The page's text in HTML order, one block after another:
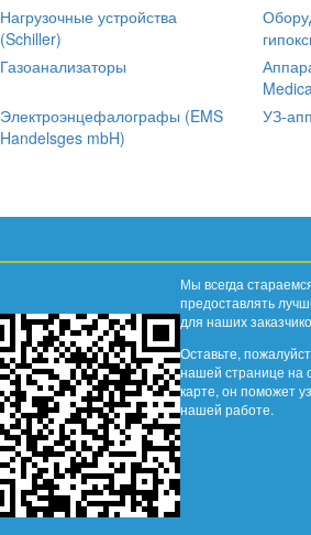
Нагрузочные устройства
(Schiller)
Газоанализаторы
Электроэнцефалографы (EMS
Handelsges mbH)
УЗ-
Мы всегда
предоставлять
для наших
Оставьте,
нашей странице на
карте, он поможет
нашей работе.